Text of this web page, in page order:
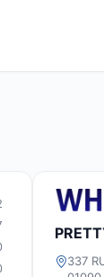
337